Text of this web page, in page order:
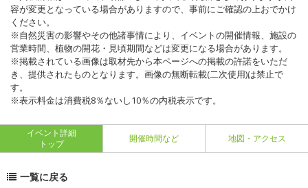
容が変更となっている場合がありますので、事前にご確認の上おでかけ
ください。
※自然災害の影響やその他諸事情により、イベントの開催情報、施設の
営業時間、植物の開花・見頃期間などは変更になる場合があります。
※掲載されている画像は取材先から本ページへの掲載の許諾をいただ
き、提供されたものとなります。画像の無断転載(二次使用)は禁止で
す。
※表示料金は消費税8％ないし10％の内税表示です。
イベント詳細
トップ
開催時間など 地図・アクセス
一覧に戻る